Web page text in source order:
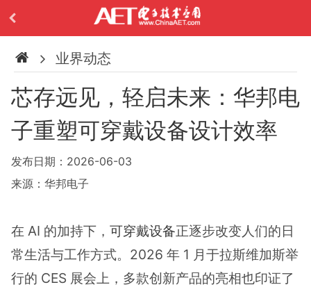
业界动态
芯存远见，轻启未来：华邦电
子重塑可穿戴设备设计效率
发布日期：2026-06-03
来源：华邦电子
在 AI 的加持下， 可穿戴设备正逐步改变人们的日
常生活与工作方式。2026 年 1 月于拉斯维加斯举
行的 CES 展会上，多款创新产品的亮相也印证了